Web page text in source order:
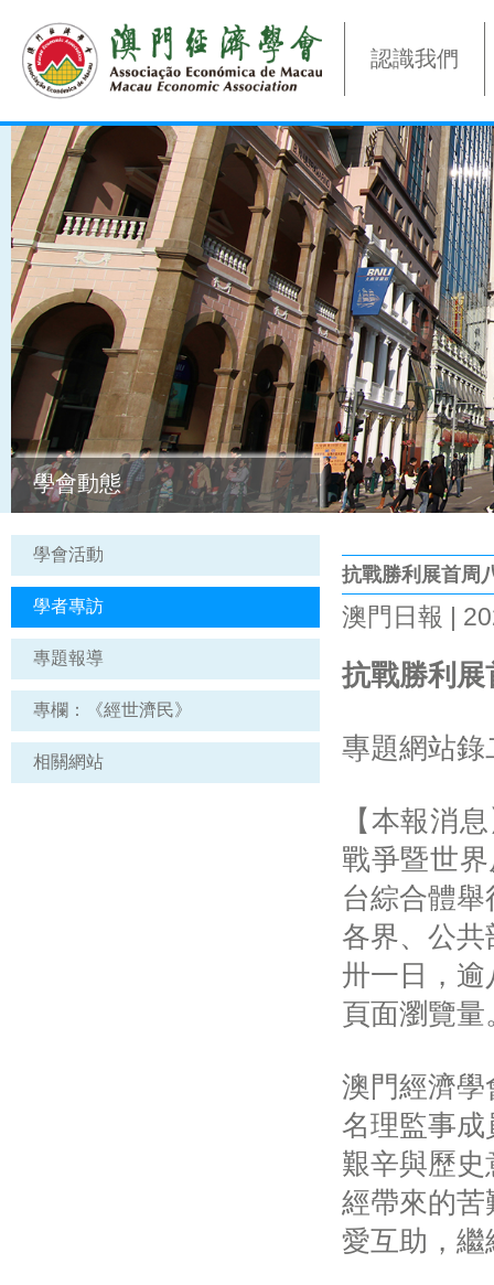
認識我們
學會動態
學會活動
學者專訪
專題報導
專欄：《經世濟民》
相關網站
抗戰勝利展首周
澳門日報 |
抗戰勝利
專題網站
【本報消
戰爭暨世
台綜合體
各界、公
卅一日，
頁面瀏覽量
澳門經濟
名理監事
艱辛與歷
經帶來的
愛互助，